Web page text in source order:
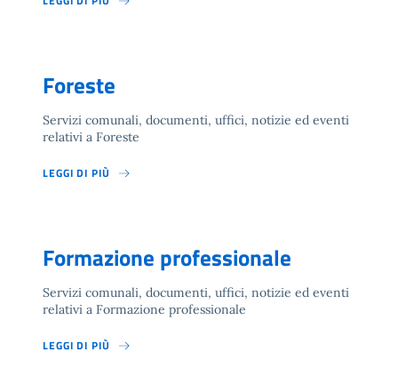
Foreste
Servizi comunali, documenti, uffici, notizie ed eventi
relativi a Foreste
LEGGI DI PIÙ
Formazione professionale
Servizi comunali, documenti, uffici, notizie ed eventi
relativi a Formazione professionale
LEGGI DI PIÙ